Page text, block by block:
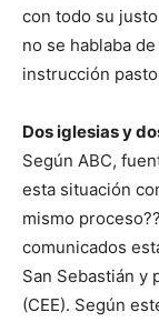
con todo su
no se hablaba
instrucción
Dos iglesias y
Según ABC,
esta situación
mismo
comunicados
San Sebastián y
(CEE). Según